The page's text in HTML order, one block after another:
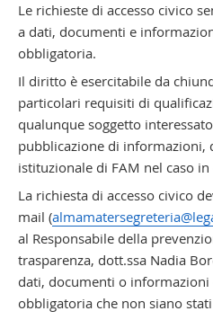
Le richieste di accesso civico
a dati, documenti e
obbligatoria.
Il diritto è esercitabile da
particolari requisiti di
qualunque soggetto
pubblicazione di informazioni,
istituzionale di FAM nel caso
La richiesta di accesso civico
mail (
al Responsabile della
trasparenza, dott.ssa Nadia
dati, documenti o
obbligatoria che non siano